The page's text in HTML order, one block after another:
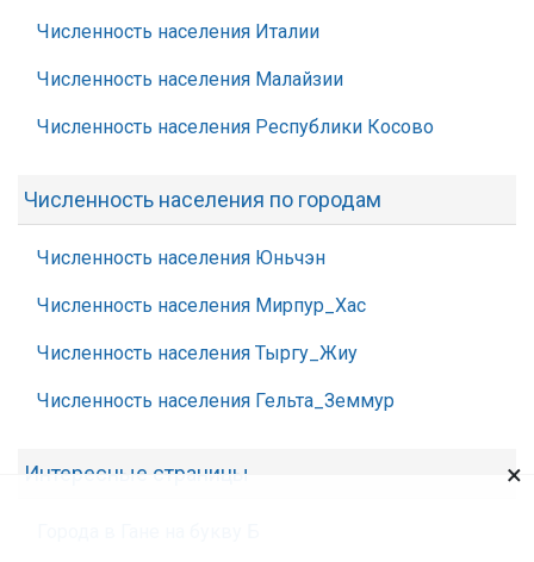
Численность населения Италии
Численность населения Малайзии
Численность населения Республики Косово
Численность населения по городам
Численность населения Юньчэн
Численность населения Мирпур_Хас
Численность населения Тыргу_Жиу
Численность населения Гельта_Земмур
Интересные страницы ×